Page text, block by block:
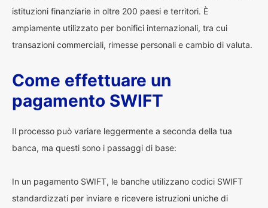
istituzioni finanziarie in oltre 200 paesi e territori. È
ampiamente utilizzato per bonifici internazionali, tra cui
transazioni commerciali, rimesse personali e cambio di valuta.
Come effettuare un
pagamento SWIFT
Il processo può variare leggermente a seconda della tua
banca, ma questi sono i passaggi di base:
In un pagamento SWIFT, le banche utilizzano codici SWIFT
standardizzati per inviare e ricevere istruzioni uniche di